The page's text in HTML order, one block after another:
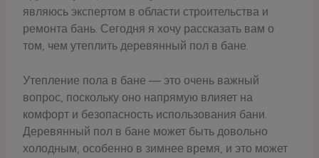
являюсь экспертом в области строительства и
ремонта бань. Сегодня я хочу рассказать вам о
том, чем утеплить деревянный пол в бане.
Утепление пола в бане — это очень важный
вопрос, поскольку оно напрямую влияет на
комфорт и безопасность использования бани.
Деревянный пол в бане может быть довольно
холодным, особенно в зимнее время, и это может